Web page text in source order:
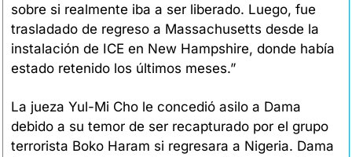
sobre si realmente iba a ser liberado. Luego, fue
trasladado de regreso a Massachusetts desde la
instalación de ICE en New Hampshire, donde había
estado retenido los últimos meses.”
La jueza Yul-Mi Cho le concedió asilo a Dama
debido a su temor de ser recapturado por el grupo
terrorista Boko Haram si regresara a Nigeria. Dama